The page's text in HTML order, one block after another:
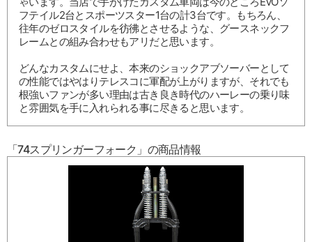
フテイル2台とスポーツスター1台の計3台です。もちろん、
往年のゼロスタイルを彷彿とさせるような、グースネックフ
レームとの組み合わせもアリだと思います。
どんなカスタムにせよ、本来のショックアブソーバーとして
の性能ではやはりテレスコに軍配が上がりますが、それでも
根強いファンが多い理由は古き良き時代のハーレーの乗り味
と雰囲気を手に入れられる事に尽きると思います。
「74スプリンガーフォーク」の商品情報